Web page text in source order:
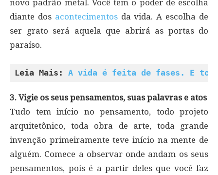
novo padrão metal. Você tem o poder de escolha
diante dos acontecimentosda vida. A escolha de
ser grato será aquela que abrirá as portas do
paraíso.
Leia Mais: A vida é feita de fases. E
3. Vigie os seus pensamentos, suas palavras e atos
Tudo tem início no pensamento, todo projeto
arquitetônico, toda obra de arte, toda grande
invenção primeiramente teve início na mente de
alguém. Comece a observar onde andam os seus
pensamentos, pois é a partir deles que você faz